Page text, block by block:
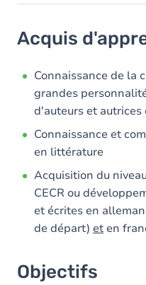
Objectifs
Contenu
Table des matières
Exercices
Acquis
Connaissance de la
grandes
d'auteurs et autrices
Connaissance et
en littérature
Acquisition du
CECR ou
et écrites en
de départ) et en
Objectifs